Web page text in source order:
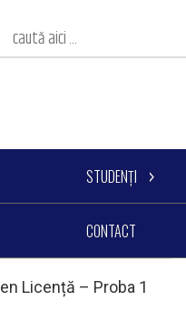
STUDENȚI
CONTACT
Licență – Proba 1